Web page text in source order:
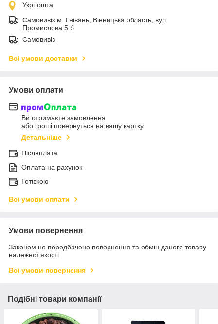
Укрпошта
Самовивіз м. Гнівань, Вінницька область, вул.
Промислова 5 б
Самовивіз
Всі умови доставки
Умови оплати
Ви отримаєте замовлення
або гроші повернуться на вашу картку
Детальніше
Післяплата
Оплата на рахунок
Готівкою
Всі умови оплати
Умови повернення
Законом не передбачено повернення та обмін даного товару
належної якості
Всі умови повернення
Подібні товари компанії